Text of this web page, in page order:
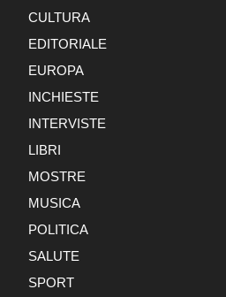
CULTURA
EDITORIALE
EUROPA
INCHIESTE
INTERVISTE
LIBRI
MOSTRE
MUSICA
POLITICA
SALUTE
SPORT